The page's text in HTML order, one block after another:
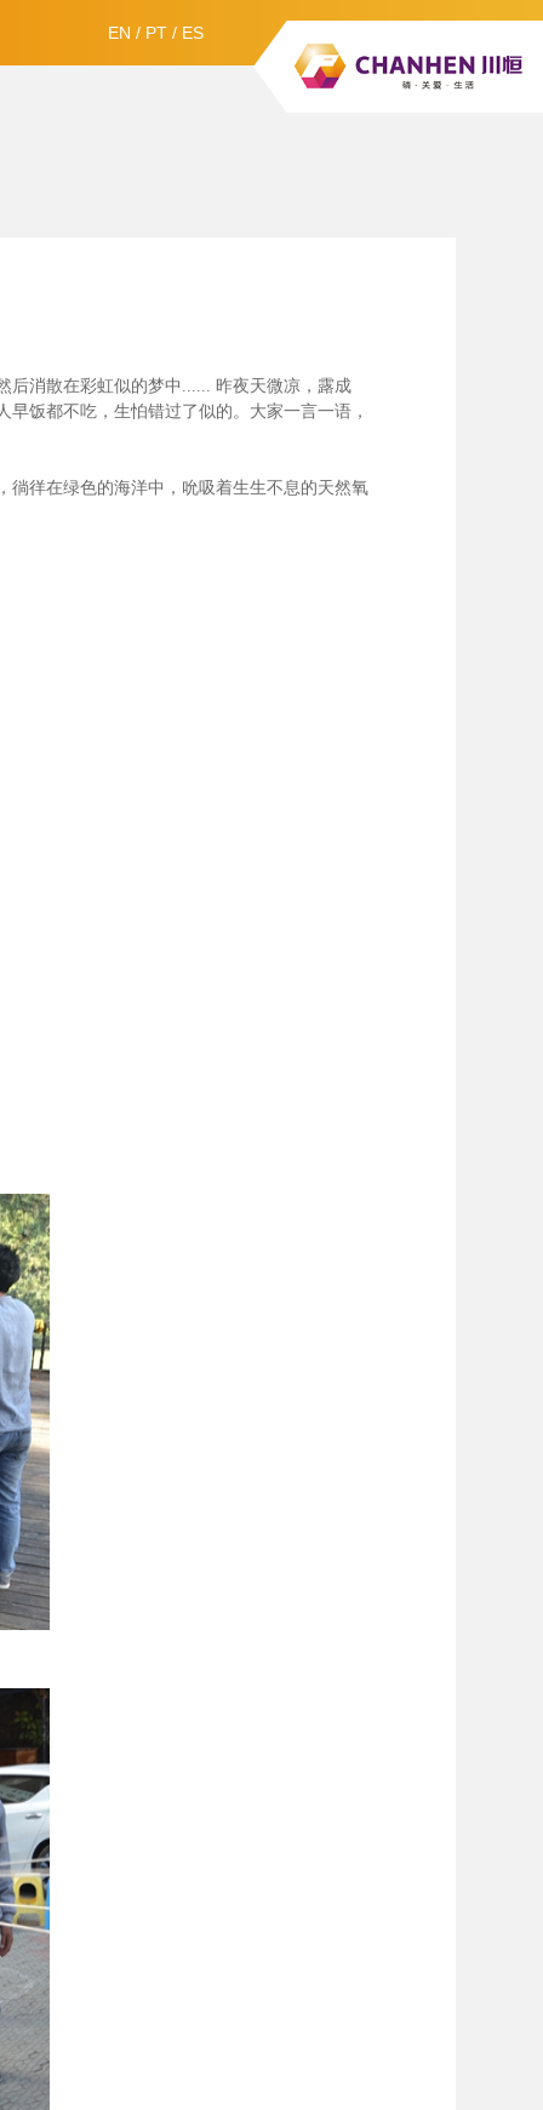
EN / PT / ES
后消散在彩虹似的梦中...... 昨夜天微凉，露成
饭都不吃，生怕错过了似的。大家一言一语，
徜徉在绿色的海洋中，吮吸着生生不息的天然氧